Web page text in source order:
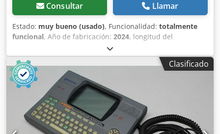
Consultar Llamar
Estado: muy bueno (usado), Funcionalidad: totalmente
funcional, Año de fabricación: 2024, longitud del
, número de
máquina/vehículo:022499722, Equipamiento:agua
caliente, cuarto de baño, ducha, iluminación,
Equipamiento: 6 uds. refuerzos de pared 2 uds. ventanas
sanitarias con mecanismo abatible Altura de parapeto:
1525 mm sobre el nivel superior del suelo (FOK)
Dimensiones exteriores del marco: 652x714 mm Apertura
útil de la ventana: 590x528 mm Acristalamiento aislante
con relleno de gas 1 ud. puerta exterior de acero Medida
Clasificado